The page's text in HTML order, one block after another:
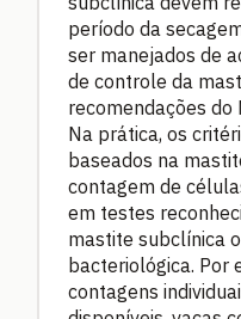
período da
ser manejados de
de controle da
recomendações do
Na prática, os
baseados na
contagem de
em testes
mastite subclínica
bacteriológica. Por
contagens